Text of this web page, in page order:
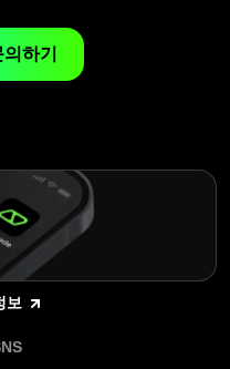
반을 다지게 해줍니다.
하기
보